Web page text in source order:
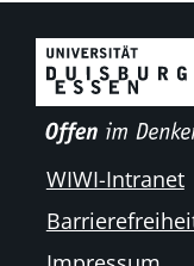
WIWI-Intranet